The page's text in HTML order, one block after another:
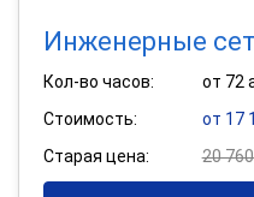
Инженерные
Кол-во часов:
от 72
Стоимость:
от 17
Старая цена:
20